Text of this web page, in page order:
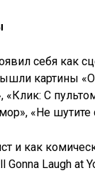
себя как
картины
«Клик: С
«Не шутите
и как
Gonna Laugh at